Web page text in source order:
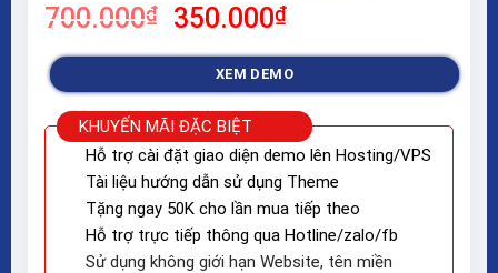
700.000₫
Giá
700.000₫.
350.000₫Giá
tại
là:
350.000₫.
XEM DEMO
KHUYẾN MÃI ĐẶC BIỆT
Hỗ trợ cài đặt giao diện demo lên Hosting/VPS
Tài liệu hướng dẫn sử dụng Theme
Tặng ngay 50K cho lần mua tiếp theo
Hỗ trợ trực tiếp thông qua Hotline/zalo/fb
Sử dụng không giới hạn Website, tên miền